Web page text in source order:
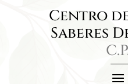
Centro
Saberes